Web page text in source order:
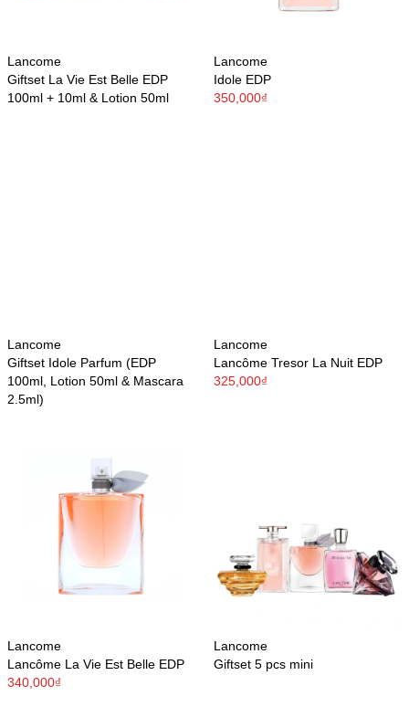
Lancome
Giftset La Vie Est Belle EDP
100ml + 10ml & Lotion 50ml
Lancome
Idole EDP
350,000₫
Lancome
Giftset Idole Parfum (EDP
100ml, Lotion 50ml & Mascara
2.5ml)
Lancome
Lancôme Tresor La Nuit EDP
325,000₫
Lancome
Lancôme La Vie Est Belle EDP
340,000₫
Lancome
Giftset 5 pcs mini